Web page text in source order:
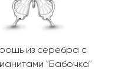
из серебра с
"Бабочка"